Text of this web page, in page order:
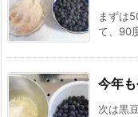
まずは
て、90
今年
次は黒